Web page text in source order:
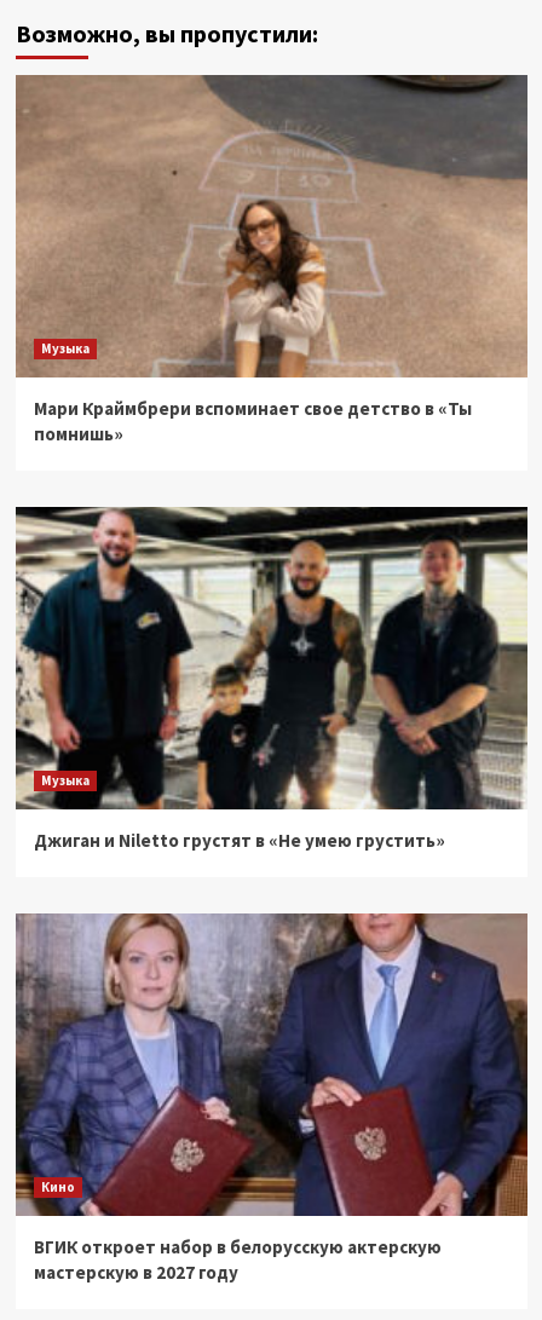
Возможно, вы пропустили:
Музыка
Мари Краймбрери вспоминает свое детство в «Ты
помнишь»
Музыка
Джиган и Niletto грустят в «Не умею грустить»
Кино
ВГИК откроет набор в белорусскую актерскую
мастерскую в 2027 году